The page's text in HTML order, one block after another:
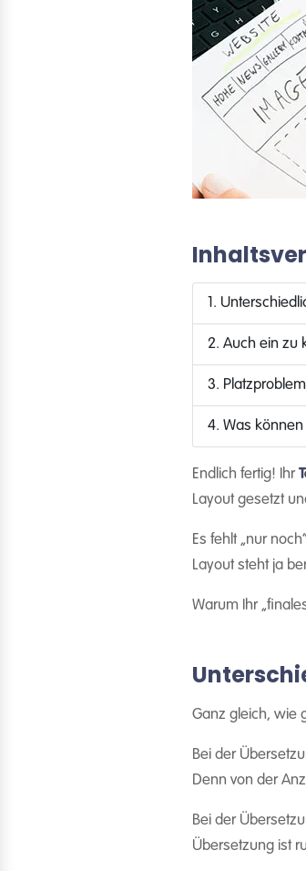
1.
2. Auch ein zu
3.
4. Was
Endlich fertig! Ihr
Layout gesetzt
Es fehlt „nur
Layout steht ja
Warum Ihr
Ganz gleich, wie
Bei der
Denn von der
Bei der
Übersetzung ist